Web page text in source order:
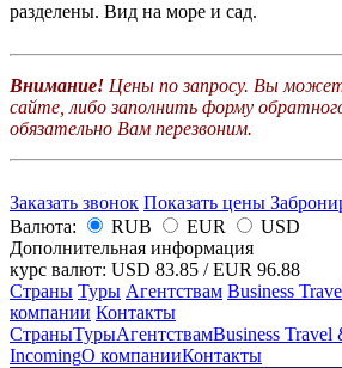
разделены. Вид на море и сад.
Внимание! Цены по запросу. Вы
сайте, либо заполнить форму
обязательно Вам перезвоним.
Заказать звонок Показать цены
Валюта:
RUB EUR
USD
Дополнительная информация
курс валют: USD 83.85 / EUR 96.88
Страны Туры Агентствам Business
компании Контакты
СтраныТурыАгентствамBusiness
IncomingО компанииКонтакты